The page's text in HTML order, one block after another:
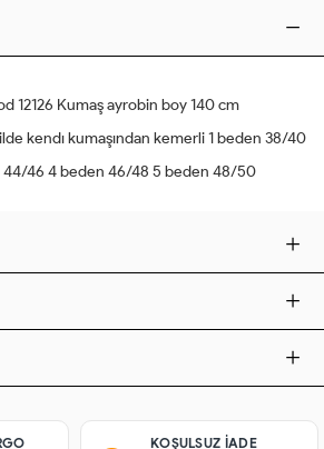
12126 Kumaş ayrobin boy 140 cm
kendı kumaşından kemerli 1 beden 38/40
44/46 4 beden 46/48 5 beden 48/50
KOŞULSUZ IADE